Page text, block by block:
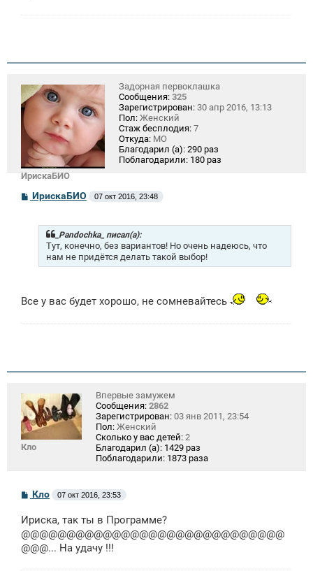
ИрискаБИО
Задорная первоклашка
Сообщения: 325
Зарегистрирован: 30 апр 2016, 13:13
Пол: Женский
Стаж бесплодия: 7
Откуда: МО
Благодарил (а): 290 раз
Поблагодарили: 180 раз
СИрискаБИО 07 окт 2016, 23:48
_Pandochka_ писал(а):
Тут, конечно, без вариантов! Но очень надеюсь, что
нам не придётся делать такой выбор!
Все у вас будет хорошо, не сомневайтесь
Кло
Впервые замужем
Сообщения: 2862
Зарегистрирован: 03 янв 2011, 23:54
Пол: Женский
Сколько у вас детей: 2
Благодарил (а): 1429 раз
Поблагодарили: 1873 раза
С
о
б
щ
е
н
Кло 07 окт 2016, 23:53
Ириска, так ты в Программе?
@@@@@@@@@@@@@@@@@@@@@@@@@@@@@
@@@... На удачу !!!